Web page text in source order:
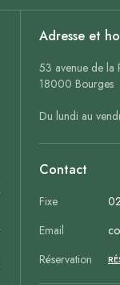
Adresse et
53 avenue de la
18000 Bourges
Du lundi au
Contact
Fixe
Email
Réservation